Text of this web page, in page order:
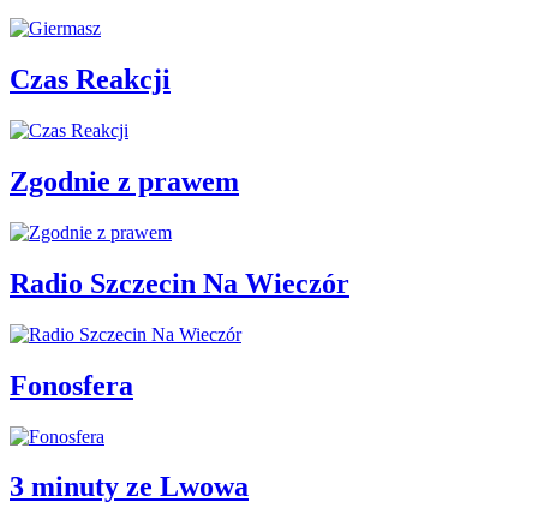
Czas Reakcji
Zgodnie z prawem
Radio Szczecin Na Wieczór
Fonosfera
3 minuty ze Lwowa